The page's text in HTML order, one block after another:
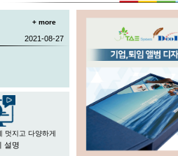
+ more
2021-08-27
멋지고 다양하게
설명